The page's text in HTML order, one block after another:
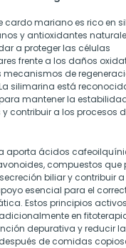
cardo mariano es rico en
y antioxidantes
a proteger las células
frente a los daños
mecanismos de
silimarina está
mantener la
contribuir a los procesos
aporta ácidos
compuestos que
biliar y contribuir
esencial para el
Estos principios
en
depurativa y reducir
de comidas